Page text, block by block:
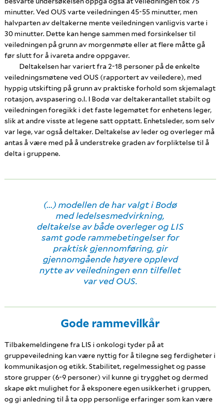
minutter. Ved OUS varte veiledningen 45-55 minutter, men
halvparten av deltakerne mente veiledningen vanligvis varte i
30 minutter. Dette kan henge sammen med forsinkelser til
veiledningen på grunn av morgenmøte eller at flere måtte gå
før slutt for å ivareta andre oppgaver.
Deltakelsen har variert fra 2-18 personer på de enkelte
veiledningsmøtene ved OUS (rapportert av veiledere), med
hyppig utskifting på grunn av praktiske forhold som skjemalagt
rotasjon, avspasering o.l. I Bodø var deltakerantallet stabilt og
veiledningen foregikk i det faste legemøtet for enhetens leger,
slik at andre visste at legene satt opptatt. Enhetsleder, som selv
var lege, var også deltaker. Deltakelse av leder og overleger må
antas å være med på å understreke graden av forpliktelse til å
delta i gruppene.
(...) modellen de har valgt i Bodø
med ledelsesmedvirkning,
deltakelse av både overleger og LIS
samt gode rammebetingelser for
praktisk gjennomføring, gir
gjennomgående høyere opplevd
nytte av veiledningen enn tilfellet
var ved OUS.
Gode rammevilkår
Tilbakemeldingene fra LIS i onkologi tyder på at
gruppeveiledning kan være nyttig for å tilegne seg ferdigheter i
kommunikasjon og etikk. Stabilitet, regelmessighet og passe
store grupper (6-9 personer) vil kunne gi trygghet og dermed
skape økt mulighet for å eksponere egen usikkerhet i gruppen,
og gi anledning til å ta opp personlige erfaringer som kan være